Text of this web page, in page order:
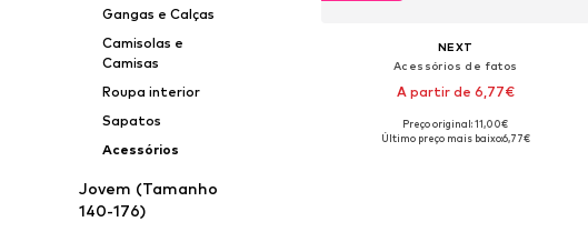
Gangas e Calças
Camisolas e
Camisas
Roupa interior
Sapatos
Acessórios
Jovem (Tamanho
140-176)
NEXT
Acessórios de fatos
A partir de 6,77€
+1
Tamanhos disponíveis: Small, Medium
Preço original: 11,00€
Último preço mais baixo:6,77€